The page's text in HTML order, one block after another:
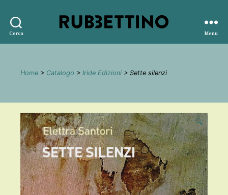
Cerca
editore
Menu
Home > Catalogo > Iride Edizioni > Sette silenzi
🔍